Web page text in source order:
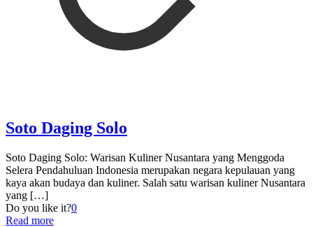
Soto Daging Solo
Soto Daging Solo: Warisan Kuliner Nusantara yang Menggoda
Selera Pendahuluan Indonesia merupakan negara kepulauan yang
kaya akan budaya dan kuliner. Salah satu warisan kuliner Nusantara
yang […]
Do you like it?0
Read more